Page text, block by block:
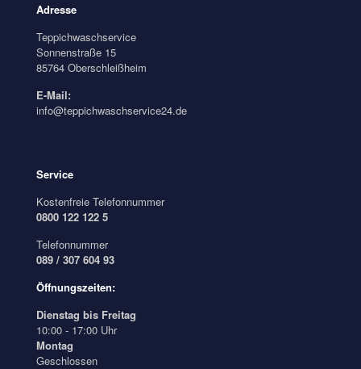
Adresse
Teppichwaschservice
Sonnenstraße 15
85764 Oberschleißheim
E-Mail:
info@teppichwaschservice24.de
Service
Kostenfreie Telefonnummer
0800 122 122 5
Telefonnummer
089 / 307 604 93
Öffnungszeiten:
Dienstag bis Freitag
10:00 - 17:00 Uhr
Montag
Geschlossen